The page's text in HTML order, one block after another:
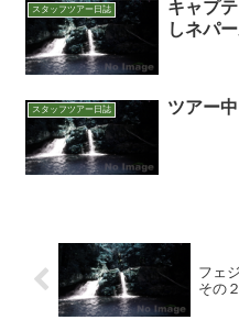
スタッフツアー日誌
キャプ
しネパ
スタッフツアー日誌 ツアー
フェ
その２